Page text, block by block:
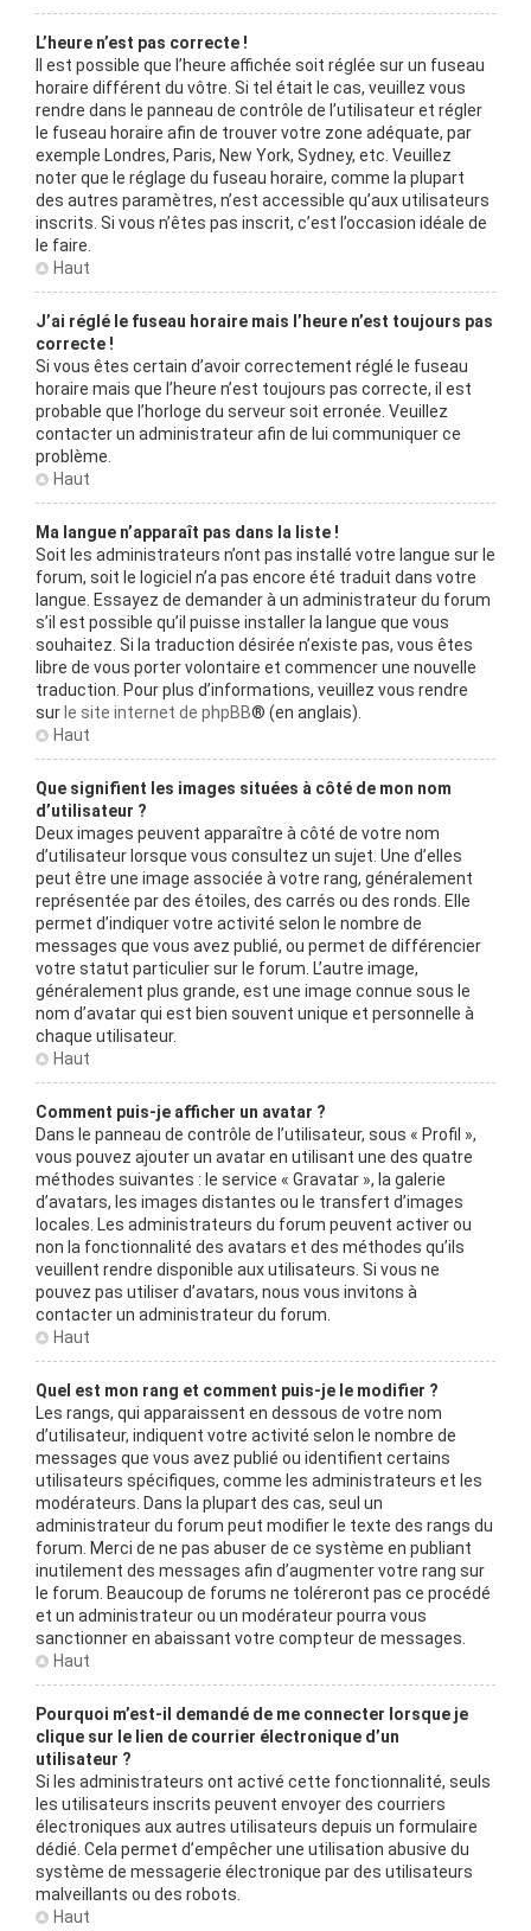
L’heure n’est pas correcte !
Il est possible que l’heure affichée soit réglée sur un fuseau
horaire différent du vôtre. Si tel était le cas, veuillez vous
rendre dans le panneau de contrôle de l’utilisateur et régler
le fuseau horaire afin de trouver votre zone adéquate, par
exemple Londres, Paris, New York, Sydney, etc. Veuillez
noter que le réglage du fuseau horaire, comme la plupart
des autres paramètres, n’est accessible qu’aux utilisateurs
inscrits. Si vous n’êtes pas inscrit, c’est l’occasion idéale de
le faire.
Haut
J’ai réglé le fuseau horaire mais l’heure n’est toujours pas
correcte !
Si vous êtes certain d’avoir correctement réglé le fuseau
horaire mais que l’heure n’est toujours pas correcte, il est
probable que l’horloge du serveur soit erronée. Veuillez
contacter un administrateur afin de lui communiquer ce
problème.
Haut
Ma langue n’apparaît pas dans la liste !
Soit les administrateurs n’ont pas installé votre langue sur le
forum, soit le logiciel n’a pas encore été traduit dans votre
langue. Essayez de demander à un administrateur du forum
s’il est possible qu’il puisse installer la langue que vous
souhaitez. Si la traduction désirée n’existe pas, vous êtes
libre de vous porter volontaire et commencer une nouvelle
traduction. Pour plus d’informations, veuillez vous rendre
sur le site internet de phpBB® (en anglais).
Haut
Que signifient les images situées à côté de mon nom
d’utilisateur ?
Deux images peuvent apparaître à côté de votre nom
d’utilisateur lorsque vous consultez un sujet. Une d’elles
peut être une image associée à votre rang, généralement
représentée par des étoiles, des carrés ou des ronds. Elle
permet d’indiquer votre activité selon le nombre de
messages que vous avez publié, ou permet de différencier
votre statut particulier sur le forum. L’autre image,
généralement plus grande, est une image connue sous le
nom d’avatar qui est bien souvent unique et personnelle à
chaque utilisateur.
Haut
Comment puis-je afficher un avatar ?
Dans le panneau de contrôle de l’utilisateur, sous « Profil »,
vous pouvez ajouter un avatar en utilisant une des quatre
méthodes suivantes : le service « Gravatar », la galerie
d’avatars, les images distantes ou le transfert d’images
locales. Les administrateurs du forum peuvent activer ou
non la fonctionnalité des avatars et des méthodes qu’ils
veuillent rendre disponible aux utilisateurs. Si vous ne
pouvez pas utiliser d’avatars, nous vous invitons à
contacter un administrateur du forum.
Haut
Quel est mon rang et comment puis-je le modifier ?
Les rangs, qui apparaissent en dessous de votre nom
d’utilisateur, indiquent votre activité selon le nombre de
messages que vous avez publié ou identifient certains
utilisateurs spécifiques, comme les administrateurs et les
modérateurs. Dans la plupart des cas, seul un
administrateur du forum peut modifier le texte des rangs du
forum. Merci de ne pas abuser de ce système en publiant
inutilement des messages afin d’augmenter votre rang sur
le forum. Beaucoup de forums ne toléreront pas ce procédé
et un administrateur ou un modérateur pourra vous
sanctionner en abaissant votre compteur de messages.
Haut
Pourquoi m’est-il demandé de me connecter lorsque je
clique sur le lien de courrier électronique d’un
utilisateur ?
Si les administrateurs ont activé cette fonctionnalité, seuls
les utilisateurs inscrits peuvent envoyer des courriers
électroniques aux autres utilisateurs depuis un formulaire
dédié. Cela permet d’empêcher une utilisation abusive du
système de messagerie électronique par des utilisateurs
malveillants ou des robots.
Haut